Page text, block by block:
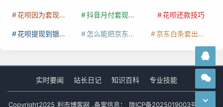
花呗因为套现被限额了这种情况要多久才会好 抖音月付套现秒回100起 花呗还款技巧
花呗提现到银行卡 怎么能把京东白条额度钱套出来 京东白条套出来手续费多少
实时要闻 站长日记 知识百科 专业技能
Copyright2025 利市博客网 .备案信息： 陇ICP备2025019003号-1